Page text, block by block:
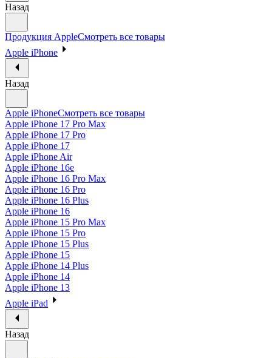
Назад
Продукция AppleСмотреть все товары
Apple iPhone
Назад
Apple iPhoneСмотреть все товары
Apple iPhone 17 Pro Max
Apple iPhone 17 Pro
Apple iPhone 17
Apple iPhone Air
Apple iPhone 16e
Apple iPhone 16 Pro Max
Apple iPhone 16 Pro
Apple iPhone 16 Plus
Apple iPhone 16
Apple iPhone 15 Pro Max
Apple iPhone 15 Pro
Apple iPhone 15 Plus
Apple iPhone 15
Apple iPhone 14 Plus
Apple iPhone 14
Apple iPhone 13
Apple iPad
Назад